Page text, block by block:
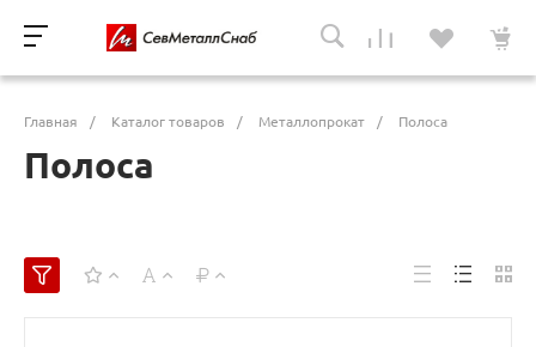
Главная / Каталог товаров / Металлопрокат / Полоса
Полоса